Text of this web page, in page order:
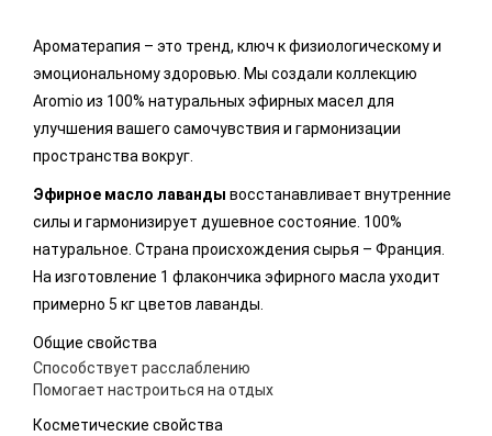
Ароматерапия – это тренд, ключ к физиологическому и
эмоциональному здоровью. Мы создали коллекцию
Aromio из 100% натуральных эфирных масел для
улучшения вашего самочувствия и гармонизации
пространства вокруг.
Эфирное масло лаванды восстанавливает внутренние
силы и гармонизирует душевное состояние. 100%
натуральное. Страна происхождения сырья – Франция.
На изготовление 1 флакончика эфирного масла уходит
примерно 5 кг цветов лаванды.
Общие свойства
Способствует расслаблению
Помогает настроиться на отдых
Косметические свойства